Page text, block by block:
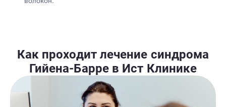
Как проходит лечение синдрома
Гийена-Барре в Ист Клинике